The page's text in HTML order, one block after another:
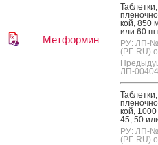
Метформин
кой, 850
или 60
РУ: ЛП-
(РГ-RU)
ЛП-
кой, 1000
45, 50
РУ: ЛП-
(РГ-RU)